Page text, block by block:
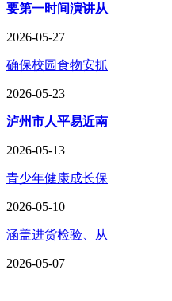
要第一时间演讲从
2026-05-27
确保校园食物安抓
2026-05-23
泸州市人平易近南
2026-05-13
青少年健康成长保
2026-05-10
涵盖进货检验、从
2026-05-07